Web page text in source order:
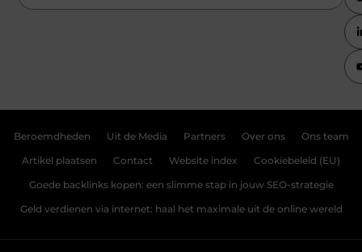
Beroemdheden Uit de Media Partners Over ons Ons team
Artikel plaatsen Contact Website index Cookiebeleid (EU)
Goede backlinks kopen: een slimme stap in jouw SEO-strategie
Geld verdienen via internet: haal het maximale uit de online wereld